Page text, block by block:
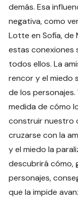
demás. Esa
negativa, como
Lotte en Sofía, de
estas conexiones
todos ellos. La
rencor y el miedo
de los
medida de cómo
construir nuestro
cruzarse con la
y el miedo la
descubrirá cómo,
personajes,
que la impide